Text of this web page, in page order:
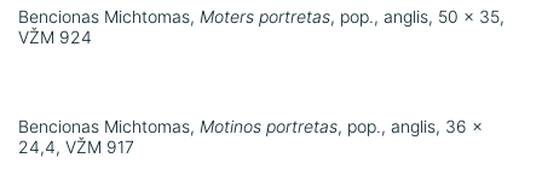
Bencionas Michtomas, Moters portretas, pop., anglis, 50 x 35,
VŽM 924
Bencionas Michtomas, Motinos portretas, pop., anglis, 36 x
24,4, VŽM 917